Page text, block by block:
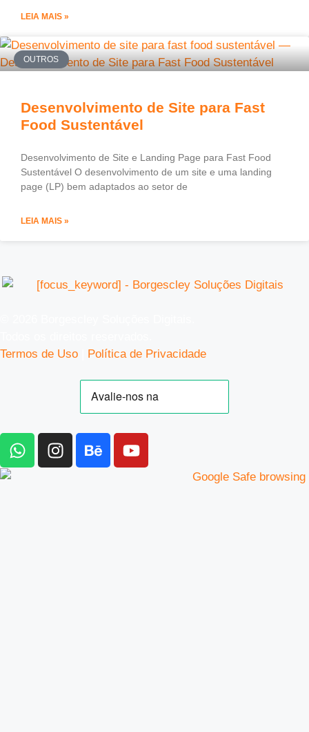
LEIA MAIS »
OUTROS
Desenvolvimento de Site para Fast
Food Sustentável
Desenvolvimento de Site e Landing Page para Fast Food
Sustentável O desenvolvimento de um site e uma landing
page (LP) bem adaptados ao setor de
LEIA MAIS »
Termos de Uso
Política de Privacidade